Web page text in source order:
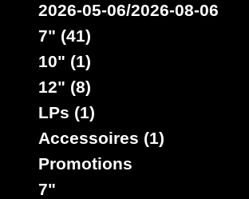
2026-05-06/2026-08-06
7" (41)
10" (1)
12" (8)
LPs (1)
Accessoires (1)
Promotions
7"